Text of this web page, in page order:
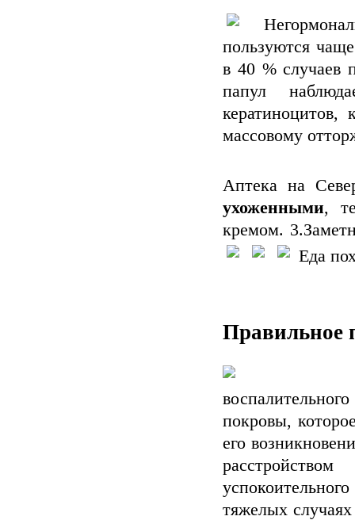
пользуются
в 40 % случаев
папул
кератиноцитов,
массовому
Аптека на
ухоженными,
кремом.
Еда
Правильное
покровы,
его
тяжелых